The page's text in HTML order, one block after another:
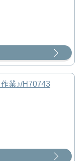
業♪/H70743